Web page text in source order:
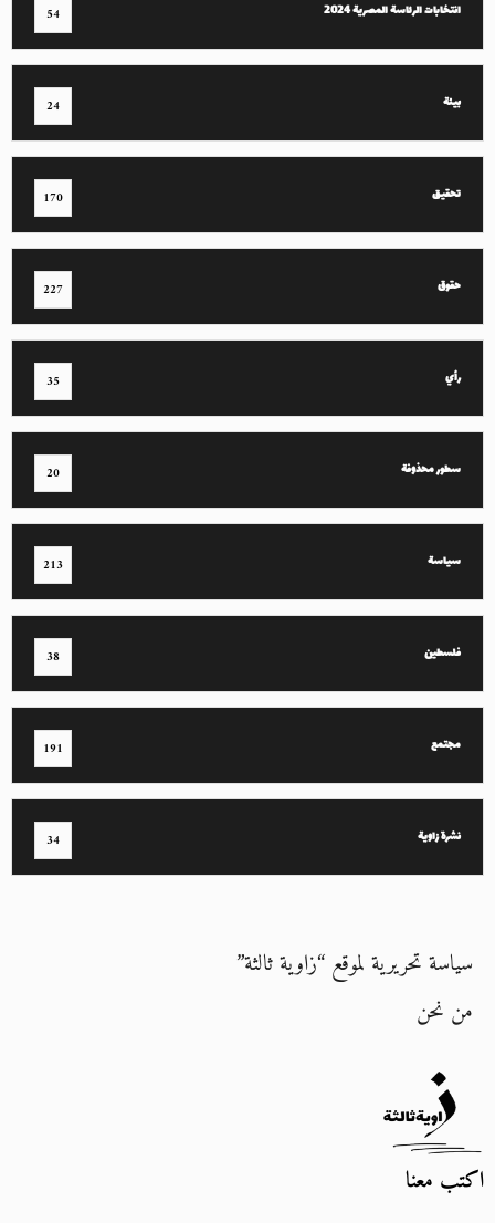
انتخابات الرئاسة المصرية 2024 54
بيئة 24
تحقيق 170
حقوق 227
رأي 35
سطور محذوفة 20
سياسة 213
فلسطين 38
مجتمع 191
نشرة زاوية 34
سياسة تحريرية لموقع “زاوية ثالثة”
من نحن
اكتب معنا